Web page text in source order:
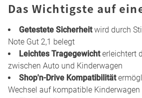
Das Wichtigste auf
Getestete Sicherheitwird durch
Note Gut 2,1 belegt
Leichtes Tragegewichterleichtert
zwischen Auto und Kinderwagen
Shop'n-Drive Kompatibilität
Wechsel auf kompatible Kinderwagen